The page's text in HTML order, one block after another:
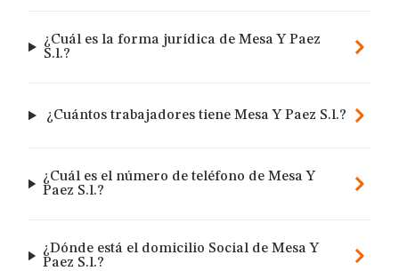
¿Cuál es la forma jurídica de Mesa Y Paez
S.l.?
¿Cuántos trabajadores tiene Mesa Y Paez S.l.?
¿Cuál es el número de teléfono de Mesa Y
Paez S.l.?
¿Dónde está el domicilio Social de Mesa Y
Paez S.l.?